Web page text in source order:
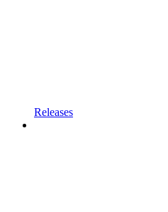
Releases